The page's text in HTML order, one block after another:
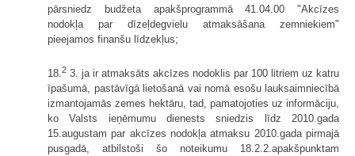
pārsniedz budžeta apakšprogrammā 41.04.00 "Akcīzes
nodokļa par dīzeļdegvielu atmaksāšana zemniekiem"
pieejamos finanšu līdzekļus;
18. 2 3. ja ir atmaksāts akcīzes nodoklis par 100 litriem uz katru
īpašumā, pastāvīgā lietošanā vai nomā esošu lauksaimniecībā
izmantojamās zemes hektāru, tad, pamatojoties uz informāciju,
ko Valsts ieņēmumu dienests sniedzis līdz 2010.gada
15.augustam par akcīzes nodokļa atmaksu 2010.gada pirmajā
pusgadā, atbilstoši šo noteikumu 18.2.2.apakšpunktam